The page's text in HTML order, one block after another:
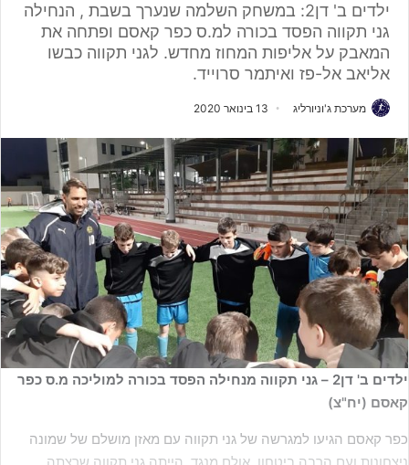
ילדים ב' דן2: במשחק השלמה שנערך בשבת , הנחילה
גני תקווה הפסד בכורה למ.ס כפר קאסם ופתחה את
המאבק על אליפות המחוז מחדש. לגני תקווה כבשו
אליאב אל-פז ואיתמר סרוייד.
מערכת ג'וניורליג 13 בינואר 2020
ילדים ב' דן2 – גני תקווה מנחילה הפסד בכורה למוליכה מ.ס כפר
קאסם (יח"צ)
כפר קאסם הגיעו למגרשה של גני תקווה עם מאזן מושלם של שמונה
ניצחונות ועם הרבה ביטחון. אולם מנגד, הייתה גני תקווה שרצתה